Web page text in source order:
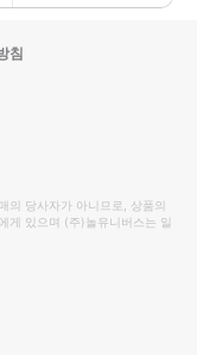
침
의 당사자가 아니므로, 상품의
게 있으며 (주)놀유니버스는 일